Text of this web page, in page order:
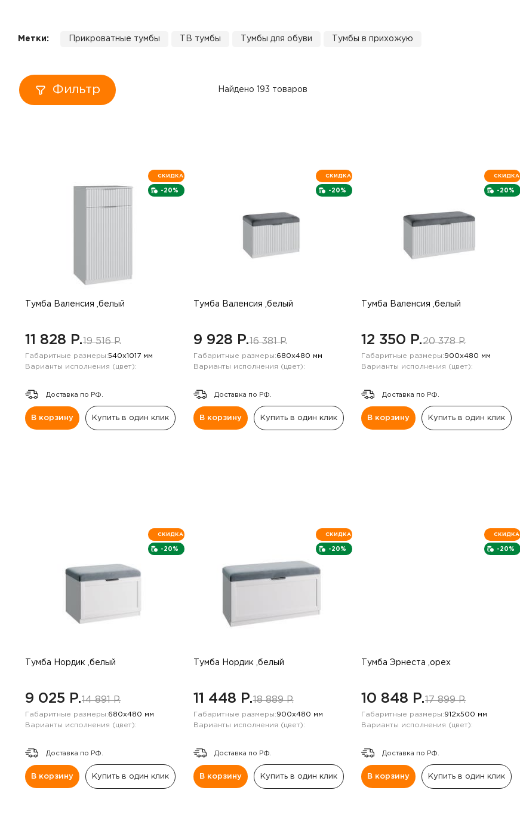
Тумбы
Диваны
Полки
Стеллажи
Консоли
Метки: Прикроватные тумбы ТВ тумбы Тумбы для обуви Тумбы в прихожую
Фильтр Найдено 193 товаров
-20%
СКИДКА
Тумба Валенсия ,белый
11 828 P.19 516 P.
Габаритные размеры:540х1017 мм
Варианты исполнения (цвет):
Доставка по РФ.
В корзину Купить в один клик
-20%
СКИДКА
Тумба Валенсия ,белый
9 928 P.16 381 P.
Габаритные размеры:680х480 мм
Варианты исполнения (цвет):
Доставка по РФ.
В корзину Купить в один клик
-20%
СКИДКА
Тумба Валенсия ,белый
12 350 P.20 378 P.
Габаритные размеры:900х480 мм
Варианты исполнения (цвет):
Доставка по РФ.
В корзину Купить в один клик
-20%
СКИДКА
Тумба Нордик ,белый
9 025 P.14 891 P.
Габаритные размеры:680х480 мм
Варианты исполнения (цвет):
Доставка по РФ.
В корзину Купить в один клик
-20%
СКИДКА
Тумба Нордик ,белый
11 448 P.18 889 P.
Габаритные размеры:900х480 мм
Варианты исполнения (цвет):
Доставка по РФ.
В корзину Купить в один клик
-20%
СКИДКА
Тумба Эрнеста ,орех
10 848 P.17 899 P.
Габаритные размеры:912х500 мм
Варианты исполнения (цвет):
Доставка по РФ.
В корзину Купить в один клик